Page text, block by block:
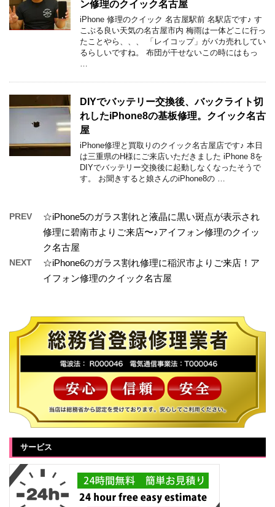
ン修理のクイック名古屋
iPhone 修理のクイック 名古屋駅前 名駅店です♪ す
こぶる良い天気の名古屋市内 梅雨は一体どこに行っ
たことやら、、、 「レイコップ」がバカ売れしてい
るらしいですね。 布団が干せないこの時にはもっ
DIYでバッテリー交換後、バックライト切
れしたiPhone8の基板修理。クイック名古
屋
iPhone修理と買取りのクイック名古屋店です♪ 本日
は三重県のH様にご来店いただきました iPhone 8を
DIYでバッテリー交換後に起動しなくなったそうで
す。 お聞きすると娘さんのiPhone8の …
PREV
☆iPhone5のガラス割れと液晶に黒い斑点が表示され
修理に碧南市よりご来店〜♪アイフォン修理のクイッ
ク名古屋
NEXT
☆iPhone6のガラス割れ修理に稲沢市よりご来店！ア
イフォン修理のクイック名古屋
サービス